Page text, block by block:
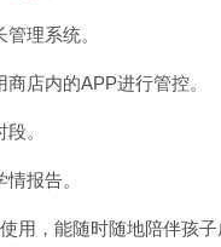
理系统。
店内的APP进行管控。
。
报告。
用，能随时随地陪伴孩